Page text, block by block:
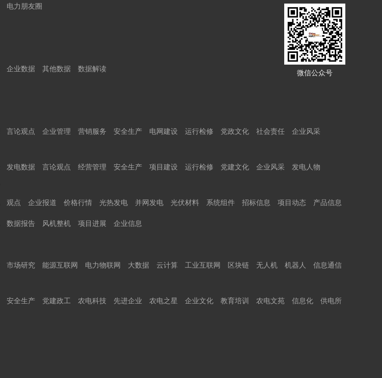
微信公众号
电力朋友圈
企业数据 其他数据 数据解读
言论观点 企业管理 营销服务 安全生产 电网建设 运行检修 党政文化 社会责任
企业风采
发电数据 言论观点 经营管理 安全生产 项目建设 运行检修 党建文化 企业风采
发电人物
观点 企业报道 价格行情 光热发电 并网发电 光伏材料 系统组件 招标信息 项目动态 产品信息
数据报告 风机整机 项目进展 企业信息
市场研究 能源互联网 电力物联网 大数据 云计算 工业互联网 区块链 无人机 机器人
信息通信
安全生产 党建政工 农电科技 先进企业 农电之星 企业文化 教育培训 农电文苑 信息化
供电所